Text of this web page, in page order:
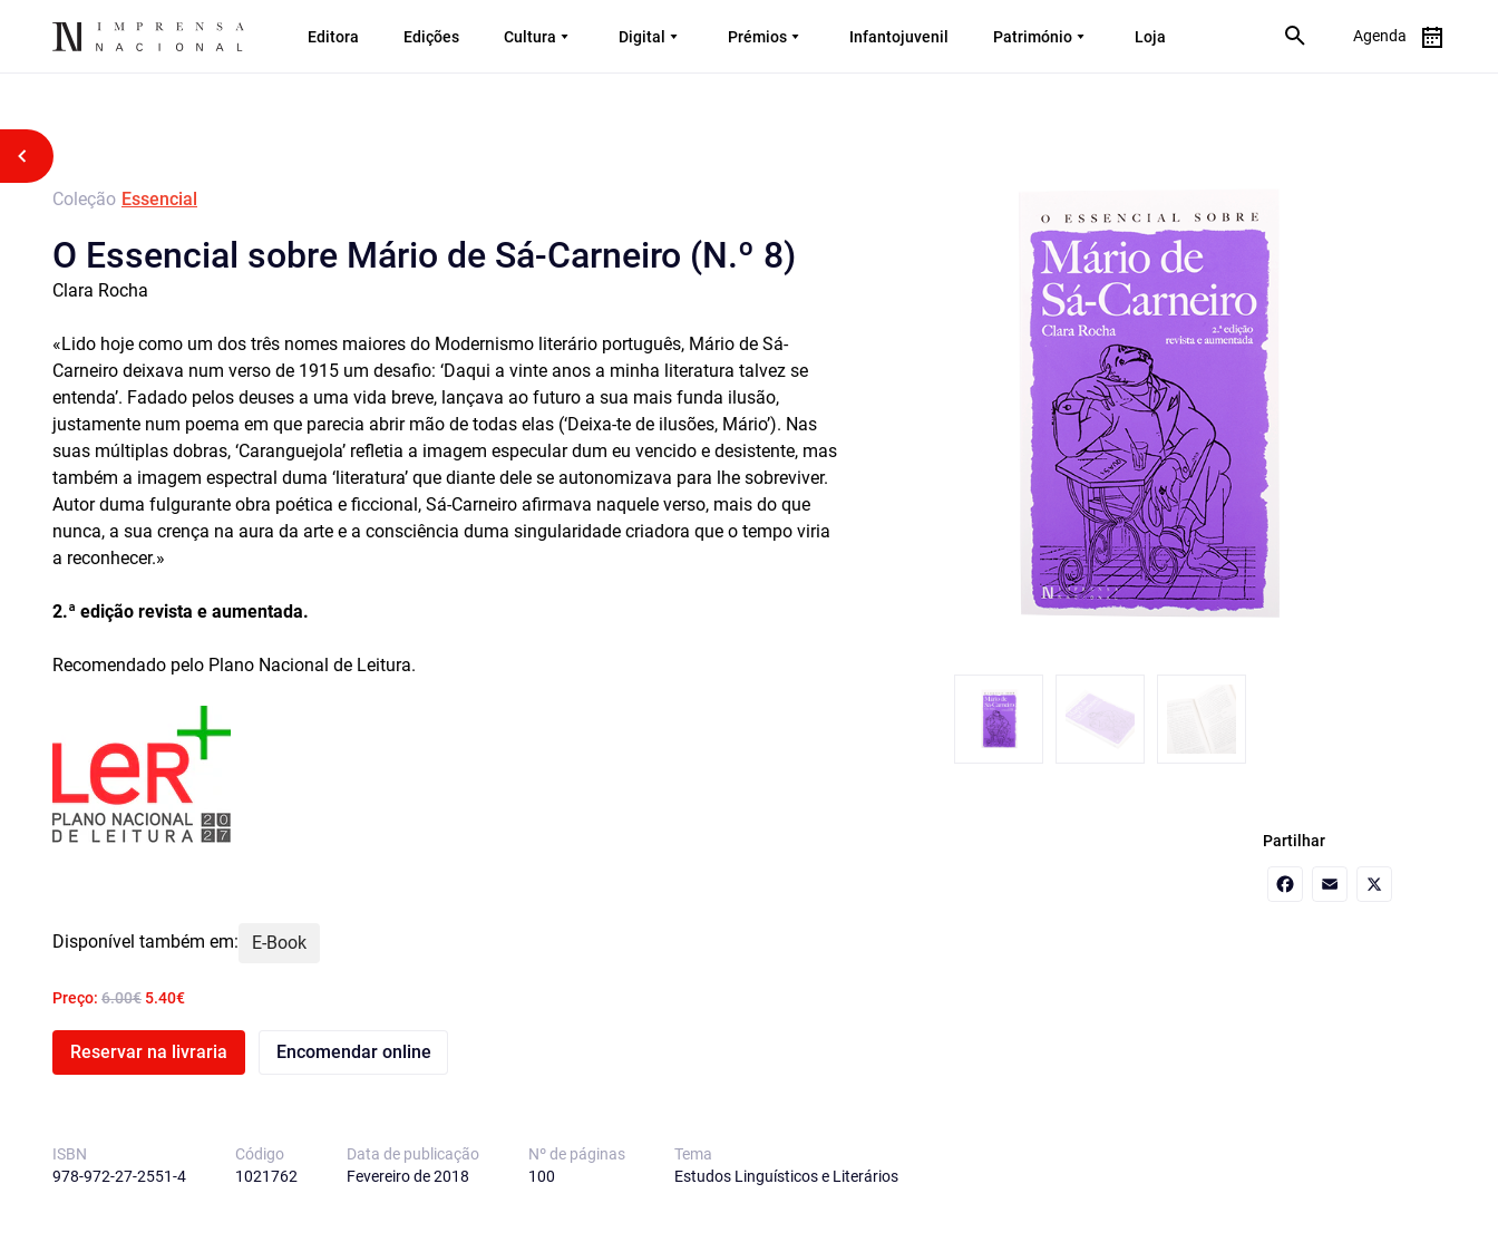
Editora Edições Cultura Digital Prémios Infantojuvenil Património Loja Agenda
Voltar atrás
Coleção Essencial
O Essencial sobre Mário de Sá-Carneiro (N.º 8)
Clara Rocha
«Lido hoje como um dos três nomes maiores do Modernismo literário português, Mário de Sá-
Carneiro deixava num verso de 1915 um desafio: ‘Daqui a vinte anos a minha literatura talvez se
entenda’. Fadado pelos deuses a uma vida breve, lançava ao futuro a sua mais funda ilusão,
justamente num poema em que parecia abrir mão de todas elas (‘Deixa-te de ilusões, Mário’). Nas
suas múltiplas dobras, ‘Caranguejola’ refletia a imagem especular dum eu vencido e desistente, mas
também a imagem espectral duma ‘literatura’ que diante dele se autonomizava para lhe sobreviver.
Autor duma fulgurante obra poética e ficcional, Sá-Carneiro afirmava naquele verso, mais do que
nunca, a sua crença na aura da arte e a consciência duma singularidade criadora que o tempo viria
a reconhecer.»
2.ª edição revista e aumentada.
Recomendado pelo Plano Nacional de Leitura.
Disponível também em: E-Book
Preço: 6.00€ 5.40€
Reservar na livraria Encomendar online
Partilhar
ISBN
978-972-27-2551-4
Código
1021762
Data de publicação
Fevereiro de 2018
Nº de páginas
100
Tema
Estudos Linguísticos e Literários